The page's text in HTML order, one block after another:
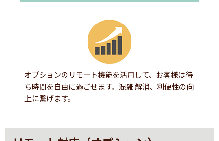
オプションのリモート機能を活用して、お客様は待
ち時間を自由に過ごせます。混雑 解消、利便性の向
上に繋げます。